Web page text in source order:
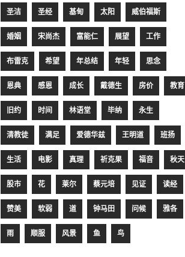
圣洁 圣经 基甸 太阳 威伯福斯
婚姻 宋尚杰 富能仁 展望 工作
布雷克 希望 年总结 年轻 思念
恩典 感恩 成长 戴德生 房价 教育
旧约 时间 林语堂 毕纳 永生
清教徒 满足 爱德华兹 王明道 班扬
生活 电影 真理 祈克果 福音 秋天
股市 花 莱尔 蔡元培 见证 读经
赞美 软弱 道 钟马田 问候 雅各
雨 顺服 风景 鱼 鸟